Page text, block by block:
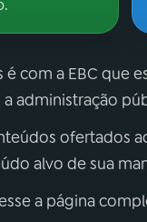
com a EBC que
administração
ofertados
alvo de sua
a página